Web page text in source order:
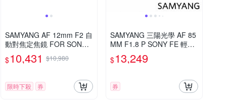
SAMYANG AF 12mm F2 自
動對焦定焦鏡 FOR SONY E
接環 (公司貨)
$10,431 $10,980
限時下殺 券
SAMYANG 三陽光學 AF 85
MM F1.8 P SONY FE 輕量
中望遠鏡頭 公司貨
$13,249
券